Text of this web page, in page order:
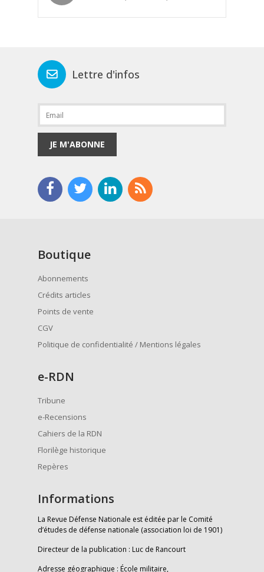
Lettre d'infos
JE M'ABONNE
Boutique
Abonnements
Crédits articles
Points de vente
CGV
Politique de confidentialité / Mentions légales
e-RDN
Tribune
e-Recensions
Cahiers de la RDN
Florilège historique
Repères
Informations
La Revue Défense Nationale est éditée par le Comité
d’études de défense nationale (association loi de 1901)
Directeur de la publication : Luc de Rancourt
Adresse géographique : École militaire,